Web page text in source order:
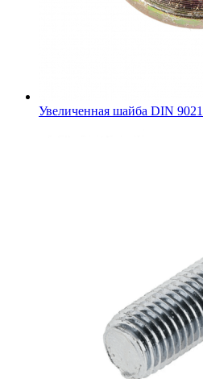
Увеличенная шайба DIN 9021